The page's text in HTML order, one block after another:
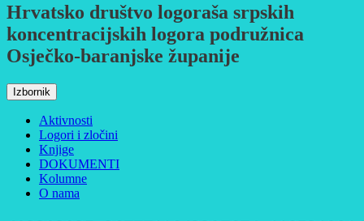
Hrvatsko društvo logoraša srpskih
koncentracijskih logora podružnica
Osječko-baranjske županije
Izbornik
Aktivnosti
Logori i zločini
Knjige
DOKUMENTI
Kolumne
O nama